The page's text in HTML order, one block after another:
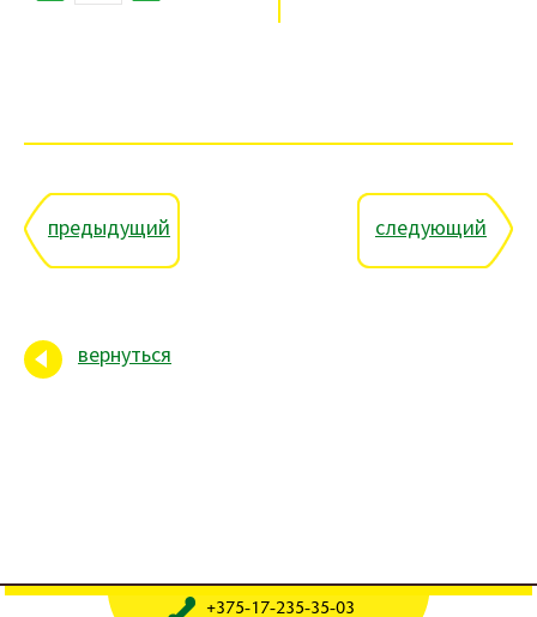
предыдущий следующий
вернуться
+375-17-235-35-03